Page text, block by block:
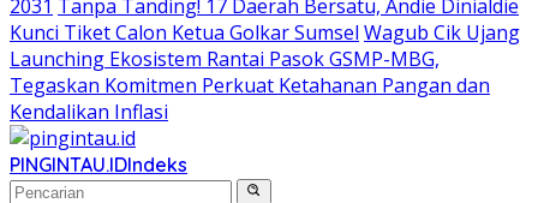
2031 Tanpa Tanding! 17 Daerah Bersatu, Andie Dinialdie
Kunci Tiket Calon Ketua Golkar Sumsel Wagub Cik Ujang
Launching Ekosistem Rantai Pasok GSMP-MBG,
Tegaskan Komitmen Perkuat Ketahanan Pangan dan
Kendalikan Inflasi
PINGINTAU.IDIndeks